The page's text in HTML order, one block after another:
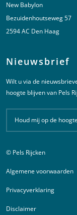
New Babylon
Bezuidenhoutseweg 57
2594 AC Den Haag
Nieuwsbrief
Wilt u via de
hoogte blijven van Pels
Houd mij op de
Juridische
© Pels Rijcken
Algemene voorwaarden
Privacyverklaring
Disclaimer